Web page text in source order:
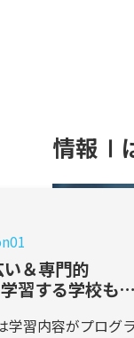
情報Ⅰ
＆専門的
習する学校も…
習内容がプログ